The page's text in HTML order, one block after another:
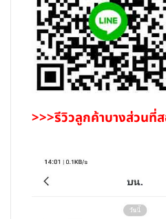
>>>รีวิวลูกค้าบางส่วนที่